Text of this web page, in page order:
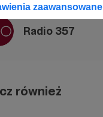
zaawansowane
Radio 357
również